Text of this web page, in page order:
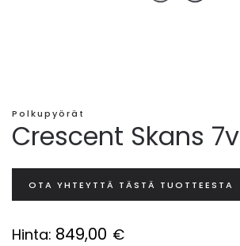
Polkupyörät
Crescent Skans 7v
OTA YHTEYTTÄ TÄSTÄ TUOTTEESTA
Hinta: 849,00 €